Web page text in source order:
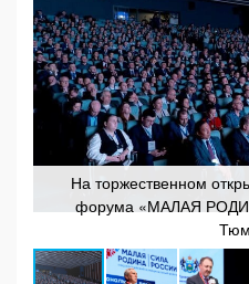
На торжественном
форума «МАЛАЯ